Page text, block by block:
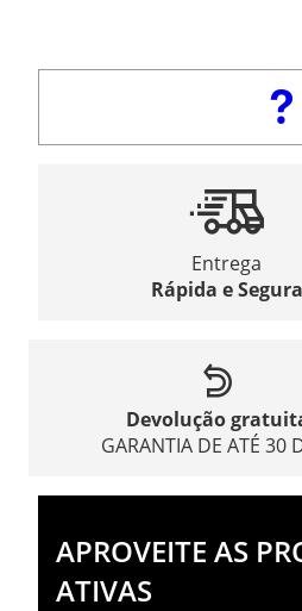
Entrega
Rápida e Segura
Devolução
GARANTIA DE ATÉ 30
APROVEITE AS
ATIVAS